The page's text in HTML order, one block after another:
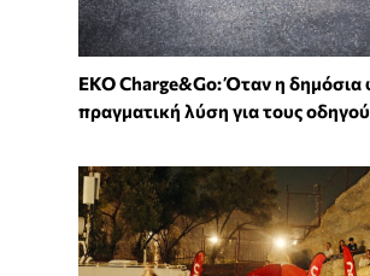
EKO Charge&Go: Όταν η δημόσια
πραγματική λύση για τους